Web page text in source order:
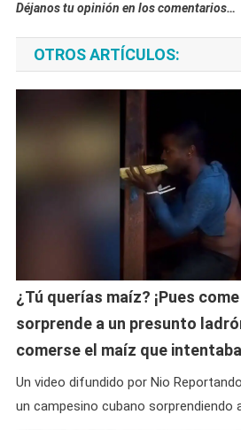
Déjanos tu opinión en los comentarios…
OTROS ARTÍCULOS:
¿Tú querías maíz? ¡Pues
sorprende a un presunto
comerse el maíz que
Un video difundido por Nio
un campesino cubano sorprendiendo